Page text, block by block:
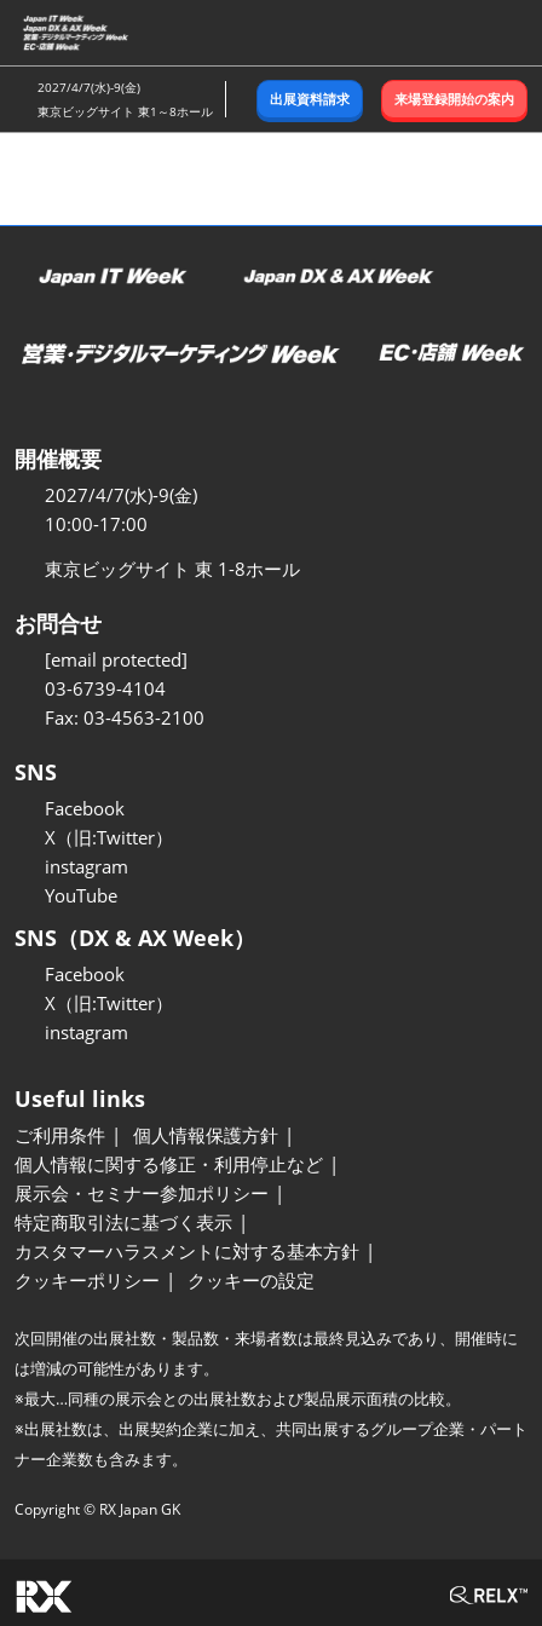
ス
キ
ッ
し
む
2027/4/7(水)-9(金)
東京ビッグサイト 東1～8ホール
出展資料請求 来場登録開始の案内
開催概要
2027/4/7(水)-9(金)
10:00-17:00
東京ビッグサイト 東 1-8ホール
お問合せ
[email protected]
03-6739-4104
Fax: 03-4563-2100
SNS
Facebook
X（旧:Twitter）
instagram
YouTube
SNS（DX & AX Week）
Facebook
X（旧:Twitter）
instagram
Useful links
ご利用条件
個人情報保護方針
個人情報に関する修正・利用停止など
展示会・セミナー参加ポリシー
特定商取引法に基づく表示
カスタマーハラスメントに対する基本方針
クッキーポリシー
クッキーの設定
次回開催の出展社数・製品数・来場者数は最終見込みであり、開催時に
は増減の可能性があります。
※最大…同種の展示会との出展社数および製品展示面積の比較。
※出展社数は、出展契約企業に加え、共同出展するグループ企業・パート
ナー企業数も含みます。
Copyright © RX Japan GK